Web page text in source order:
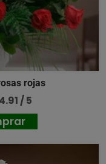
rojas
4.91 / 5